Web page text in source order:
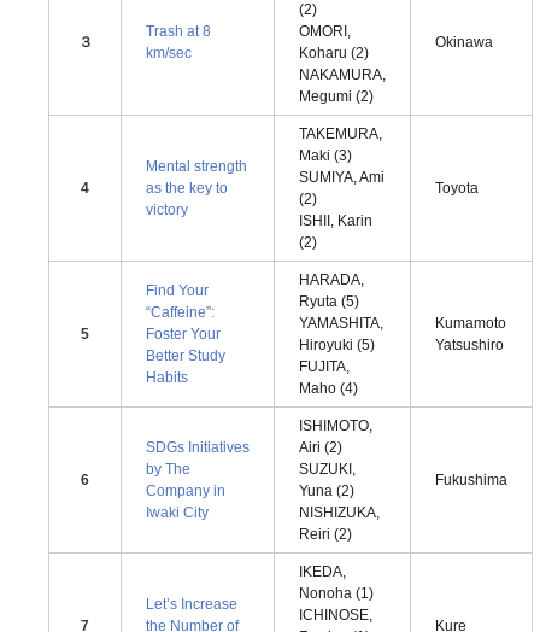
３
Trash at 8
km/sec
(2)
OMORI,
Koharu (2)
NAKAMURA,
Megumi (2)
Okinawa
4
Mental strength
as the key to
victory
TAKEMURA,
Maki (3)
SUMIYA, Ami
(2)
ISHII, Karin
(2)
Toyota
5
Find Your
“Caffeine”:
Foster Your
Better Study
Habits
HARADA,
Ryuta (5)
YAMASHITA,
Hiroyuki (5)
FUJITA,
Maho (4)
Kumamoto
Yatsushiro
6
SDGs Initiatives
by The
Company in
Iwaki City
ISHIMOTO,
Airi (2)
SUZUKI,
Yuna (2)
NISHIZUKA,
Reiri (2)
Fukushima
7
Let’s Increase
the Number of
IKEDA,
Nonoha (1)
ICHINOSE,
Kure